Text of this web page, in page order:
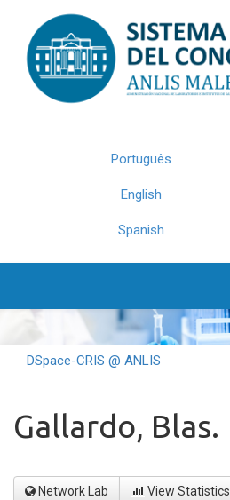
navigation
Português
English
Spanish
DSpace-CRIS @ ANLIS
Gallardo, Blas.
Network Lab View Statistics